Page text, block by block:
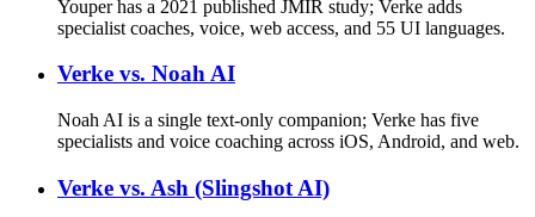
Youper has a 2021 published JMIR study; Verke adds
specialist coaches, voice, web access, and 55 UI languages.
Verke vs. Noah AI
Noah AI is a single text-only companion; Verke has five
specialists and voice coaching across iOS, Android, and web.
Verke vs. Ash (Slingshot AI)